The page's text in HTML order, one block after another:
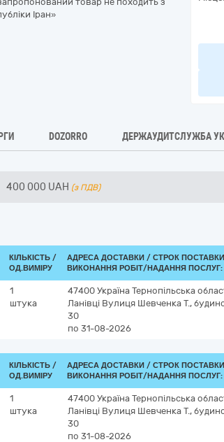
Іран»
DOZORRO ДЕРЖАУДИТСЛУЖБА
400 000 UAH (з ПДВ)
КІЛЬКІСТЬ /
ОД.ВИМІРУ
АДРЕСА ДОСТАВКИ / СТРОК
ВИКОНАННЯ РОБІТ/НАДАННЯ ПОСЛУГ:
1
штука
47400 Україна Тернопільська
Ланівці Вулиця Шевченка Т.,
30
по 31-08-2026
КІЛЬКІСТЬ /
ОД.ВИМІРУ
АДРЕСА ДОСТАВКИ / СТРОК
ВИКОНАННЯ РОБІТ/НАДАННЯ ПОСЛУГ:
1
штука
47400 Україна Тернопільська
Ланівці Вулиця Шевченка Т.,
30
по 31-08-2026